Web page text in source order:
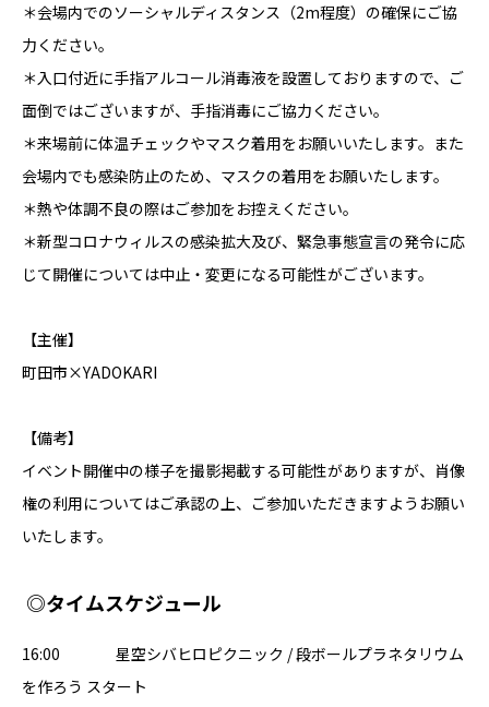
＊会場内でのソーシャルディスタンス（2m程度）の確保にご協
力ください。
＊入口付近に手指アルコール消毒液を設置しておりますので、ご
面倒ではございますが、手指消毒にご協力ください。
＊来場前に体温チェックやマスク着用をお願いいたします。また
会場内でも感染防止のため、マスクの着用をお願いたします。
＊熱や体調不良の際はご参加をお控えください。
＊新型コロナウィルスの感染拡大及び、緊急事態宣言の発令に応
じて開催については中止・変更になる可能性がございます。
【主催】
町田市×YADOKARI
【備考】
イベント開催中の様子を撮影掲載する可能性がありますが、肖像
権の利用についてはご承認の上、ご参加いただきますようお願い
いたします。
◎タイムスケジュール
16:00 星空シバヒロピクニック / 段ボールプラネタリウム
を作ろう スタート